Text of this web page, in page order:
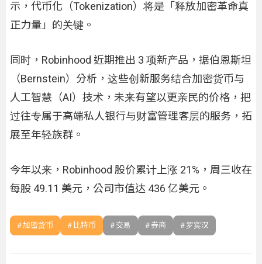
示，代币化（Tokenization）将是「释放加密革命真
正力量」的关键。
同时，Robinhood 近期推出 3 项新产品，据伯恩斯坦
（Bernstein）分析，这些创新服务结合加密货币与
人工智慧（AI）技术，未来有望以更亲民的价格，把
过往专属于高端私人银行与财富管理客层的服务，拓
展至年轻族群。
今年以来，Robinhood 股价累计上涨 21%，周三收在
每股 49.11 美元，公司市值达 436 亿美元。
加密货币 比特币 交易 券商 罗宾汉